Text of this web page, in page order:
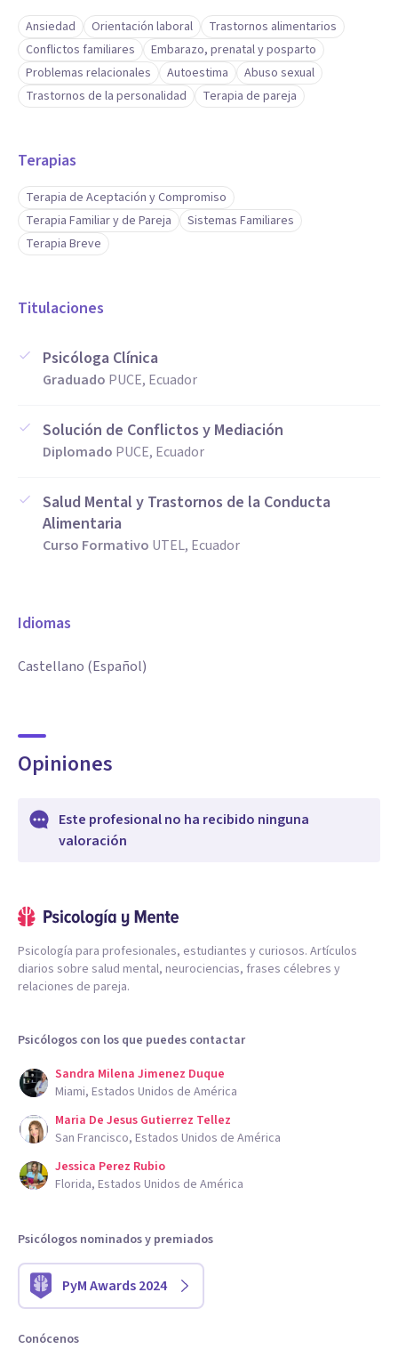
Ansiedad Orientación laboral
Trastornos alimentarios
Conflictos familiares
Embarazo, prenatal y posparto
Problemas relacionales
Autoestima
Abuso sexual
Trastornos de la personalidad
Terapia de pareja
Terapias
Terapia de Aceptación y Compromiso
Terapia Familiar y de Pareja
Sistemas Familiares
Terapia Breve
Titulaciones
Psicóloga Clínica
Graduado PUCE, Ecuador
Solución de Conflictos y Mediación
Diplomado PUCE, Ecuador
Salud Mental y Trastornos de la Conducta
Alimentaria
Curso Formativo UTEL, Ecuador
Idiomas
Castellano (Español)
Opiniones
Este profesional no ha recibido ninguna
valoración
Psicología para profesionales, estudiantes y curiosos. Artículos
diarios sobre salud mental, neurociencias, frases célebres y
relaciones de pareja.
Psicólogos con los que puedes contactar
Sandra Milena Jimenez Duque
Miami, Estados Unidos de América
Maria De Jesus Gutierrez Tellez
San Francisco, Estados Unidos de América
Jessica Perez Rubio
Florida, Estados Unidos de América
Psicólogos nominados y premiados
PyM Awards 2024
Conócenos